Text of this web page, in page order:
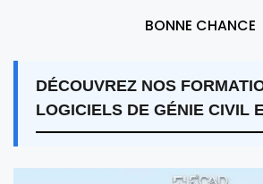
BONNE CHANCE
DÉCOUVREZ NOS
LOGICIELS DE GÉNIE CIVIL